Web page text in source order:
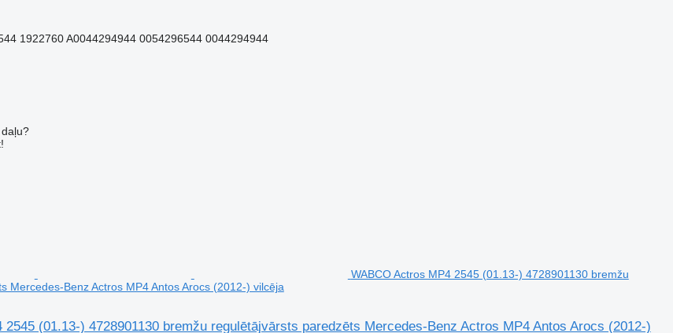
1922760 A0044294944 0054296544 0044294944
WABCO Actros MP4 2545 (01.13-) 4728901130 bremžu
Mercedes-Benz Actros MP4 Antos Arocs (2012-) vilcēja
2545 (01.13-) 4728901130 bremžu regulētājvārsts paredzēts Mercedes-Benz Actros MP4 Antos Arocs (2012-)